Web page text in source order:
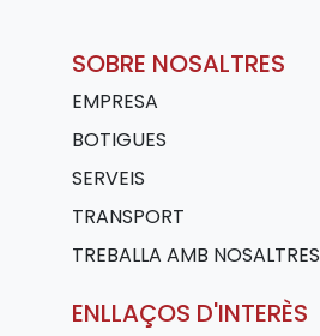
SOBRE NOSALTRES
EMPRESA
BOTIGUES
SERVEIS
TRANSPORT
TREBALLA AMB NOSALTRES
ENLLAÇOS D'INTERÈS